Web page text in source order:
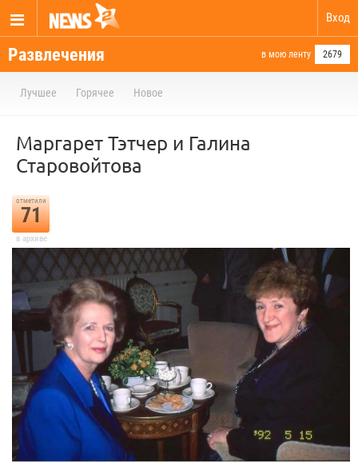
Вход
Развлечения в мою ленту 2679
Лучшее Горячее Новое
Маргарет Тэтчер и Галина
Старовойтова
отметили
71
в архиве